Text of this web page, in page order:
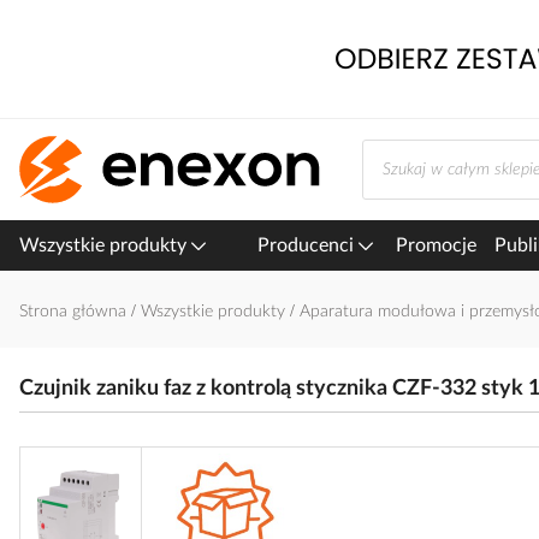
Wszystkie produkty Producenci Promocje
Strona główna Wszystkie produkty Aparatura modułowa i
Czujnik zaniku faz z kontrolą stycznika CZF-332 styk
koniec
galerii